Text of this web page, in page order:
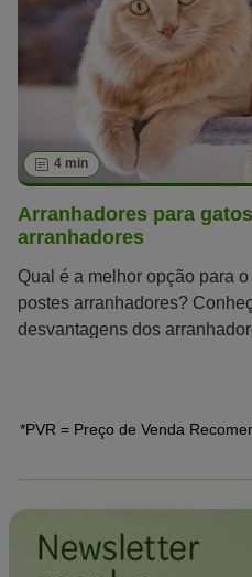
4 min
Arranhadores para
arranhadores
Qual é a melhor opção para
postes arranhadores?
desvantagens dos
*PVR = Preço de Venda